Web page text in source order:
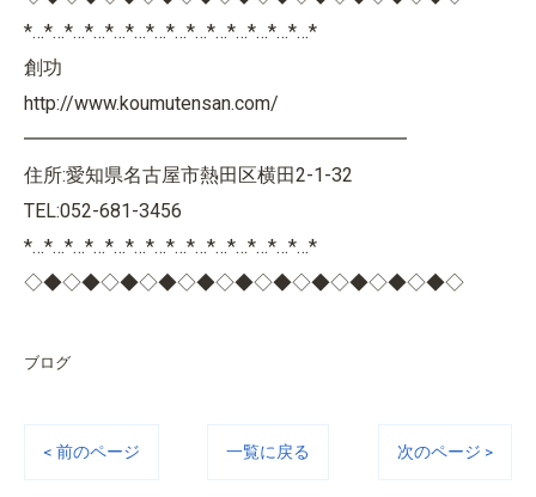
*…*…*…*…*…*…*…*…*…*…*…*…*…*…*
創功
http://www.koumutensan.com/
━━━━━━━━━━━━━━━━━━━━
住所:愛知県名古屋市熱田区横田2-1-32
TEL:052-681-3456
*…*…*…*…*…*…*…*…*…*…*…*…*…*…*
◇◆◇◆◇◆◇◆◇◆◇◆◇◆◇◆◇◆◇◆◇◆◇
ブログ
< 前のページ 一覧に戻る 次のページ >